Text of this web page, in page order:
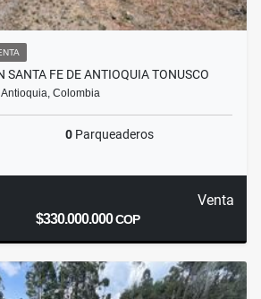
SANTA FE DE ANTIOQUIA TONUSCO
Colombia
0 Parqueaderos
Venta
$330.000.000COP